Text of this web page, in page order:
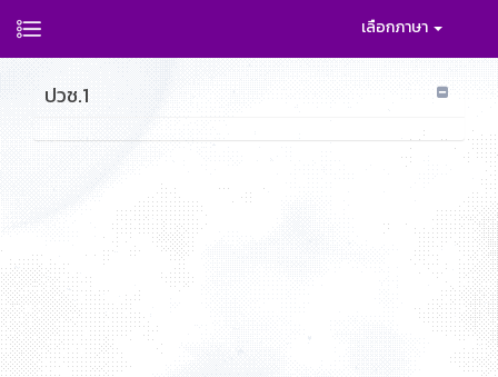
เลือกภาษา
ปวช.1